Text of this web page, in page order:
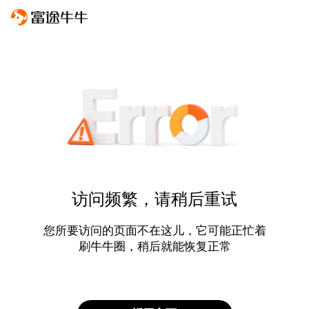
访问频繁，请稍后重试
您所要访问的页面不在这儿，它可能正忙着
刷牛牛圈，稍后就能恢复正常